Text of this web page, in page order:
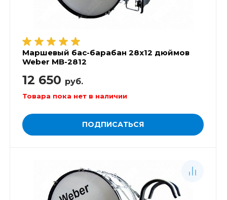
Маршевый бас-барабан 28х12 дюймов
Weber MB-2812
12 650 руб.
Товара пока нет в наличии
ПОДПИСАТЬСЯ